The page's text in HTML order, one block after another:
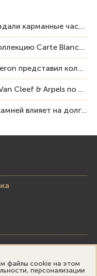
Audemars Piguet и Swatch создали карманные часы в эстетике Royal Oak и Pop Art
Boucheron посвятил новую коллекцию Carte Blanche Human Being человеку и силе мастерства
Четыре главы истории: Boucheron представил коллекцию «Nom: Boucheron, Prénom: Frédéric»
Шесть самых дорогих колец Van Cleef & Arpels по итогам аукционов Sotheby’s
Как твердость драгоценных камней влияет на долговечность ювелирных изделий
файлы cookie на этом
персонализации